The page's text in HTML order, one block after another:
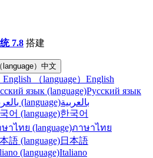
7.8 搭建
（language）中文
（language）English
(language)Русский язык
(language)بالعربية
(language)한국어
(language)ภาษาไทย
(language)日本語
(language)Italiano